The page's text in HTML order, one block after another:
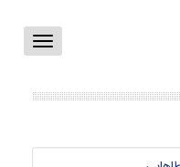
Toggle